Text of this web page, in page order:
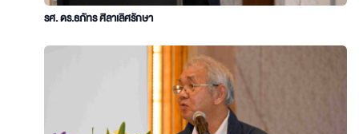
รศ. ดร.ธภัทร ศิลาเลิศรักษา